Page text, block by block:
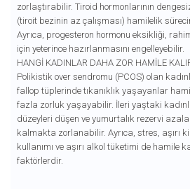
zorlaştırabilir. Tiroid hormonlarının
(tiroit bezinin az çalışması) hamilelik
Ayrıca, progesteron hormonu eksikliği,
için yeterince hazırlanmasını engelleyebilir.
HANGI KADINLAR DAHA ZOR HAMILE
Polikistik over sendromu (PCOS) olan
fallop tüplerinde tıkanıklık yaşayanlar
fazla zorluk yaşayabilir. İleri yaştaki
düzeyleri düşen ve yumurtalık rezervi
kalmakta zorlanabilir. Ayrıca, stres, aşırı
kullanımı ve aşırı alkol tüketimi de hamile
faktörlerdir.